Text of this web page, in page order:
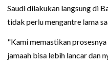
Saudi dilakukan langsung di
tidak perlu mengantre lama
"Kami memastikan
jamaah bisa lebih lancar dan